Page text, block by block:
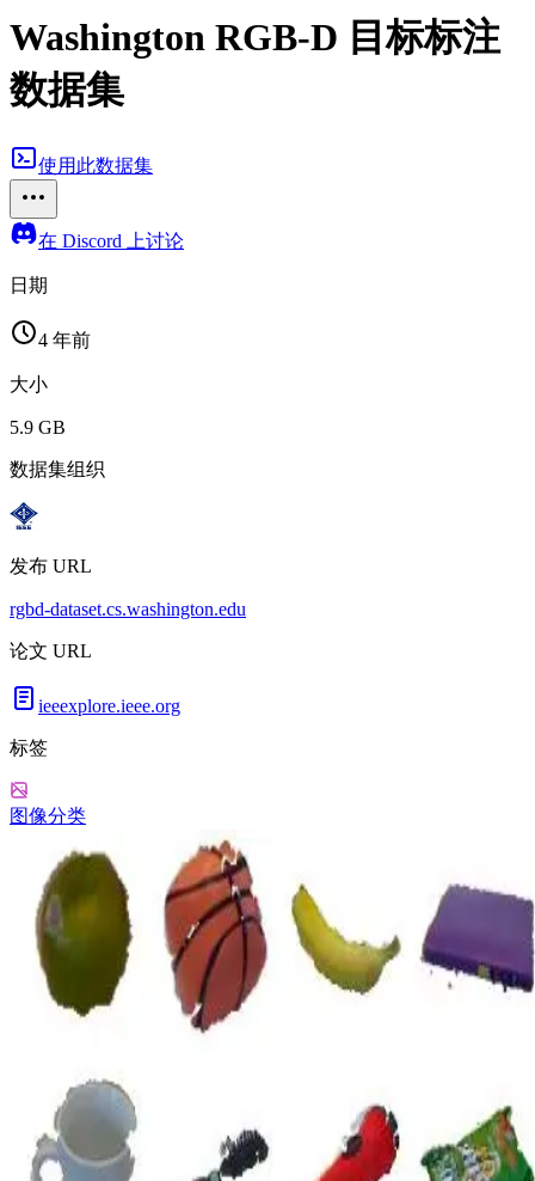
Washington RGB-D 目标标注
数据集
使用此数据集
在 Discord 上讨论
日期
4 年前
大小
5.9 GB
数据集组织
发布 URL
rgbd-dataset.cs.washington.edu
论文 URL
ieeexplore.ieee.org
标签
图像分类